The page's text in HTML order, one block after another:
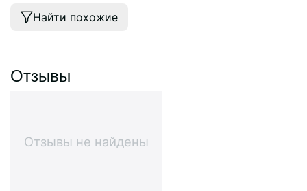
Найти похожие
Отзывы
Отзывы не найдены